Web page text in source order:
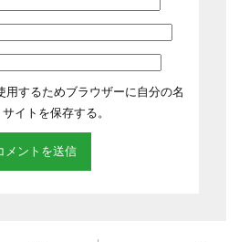
用するためブラウザーに自分の名
イトを保存する。